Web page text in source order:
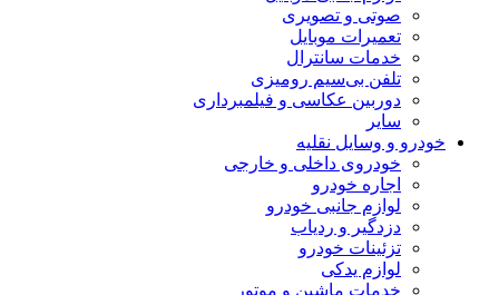
صوتی و تصویری
تعمیرات موبایل
خدمات سانترال
تلفن بی‌سیم رومیزی
دوربین عکاسی و فیلمبرداری
سایر
خودرو و وسایل نقلیه
خودروی داخلی و خارجی
اجاره خودرو
لوازم جانبی خودرو
دزدگیر و ردیاب
تزئینات خودرو
لوازم یدکی
خدمات ماشین و موتور